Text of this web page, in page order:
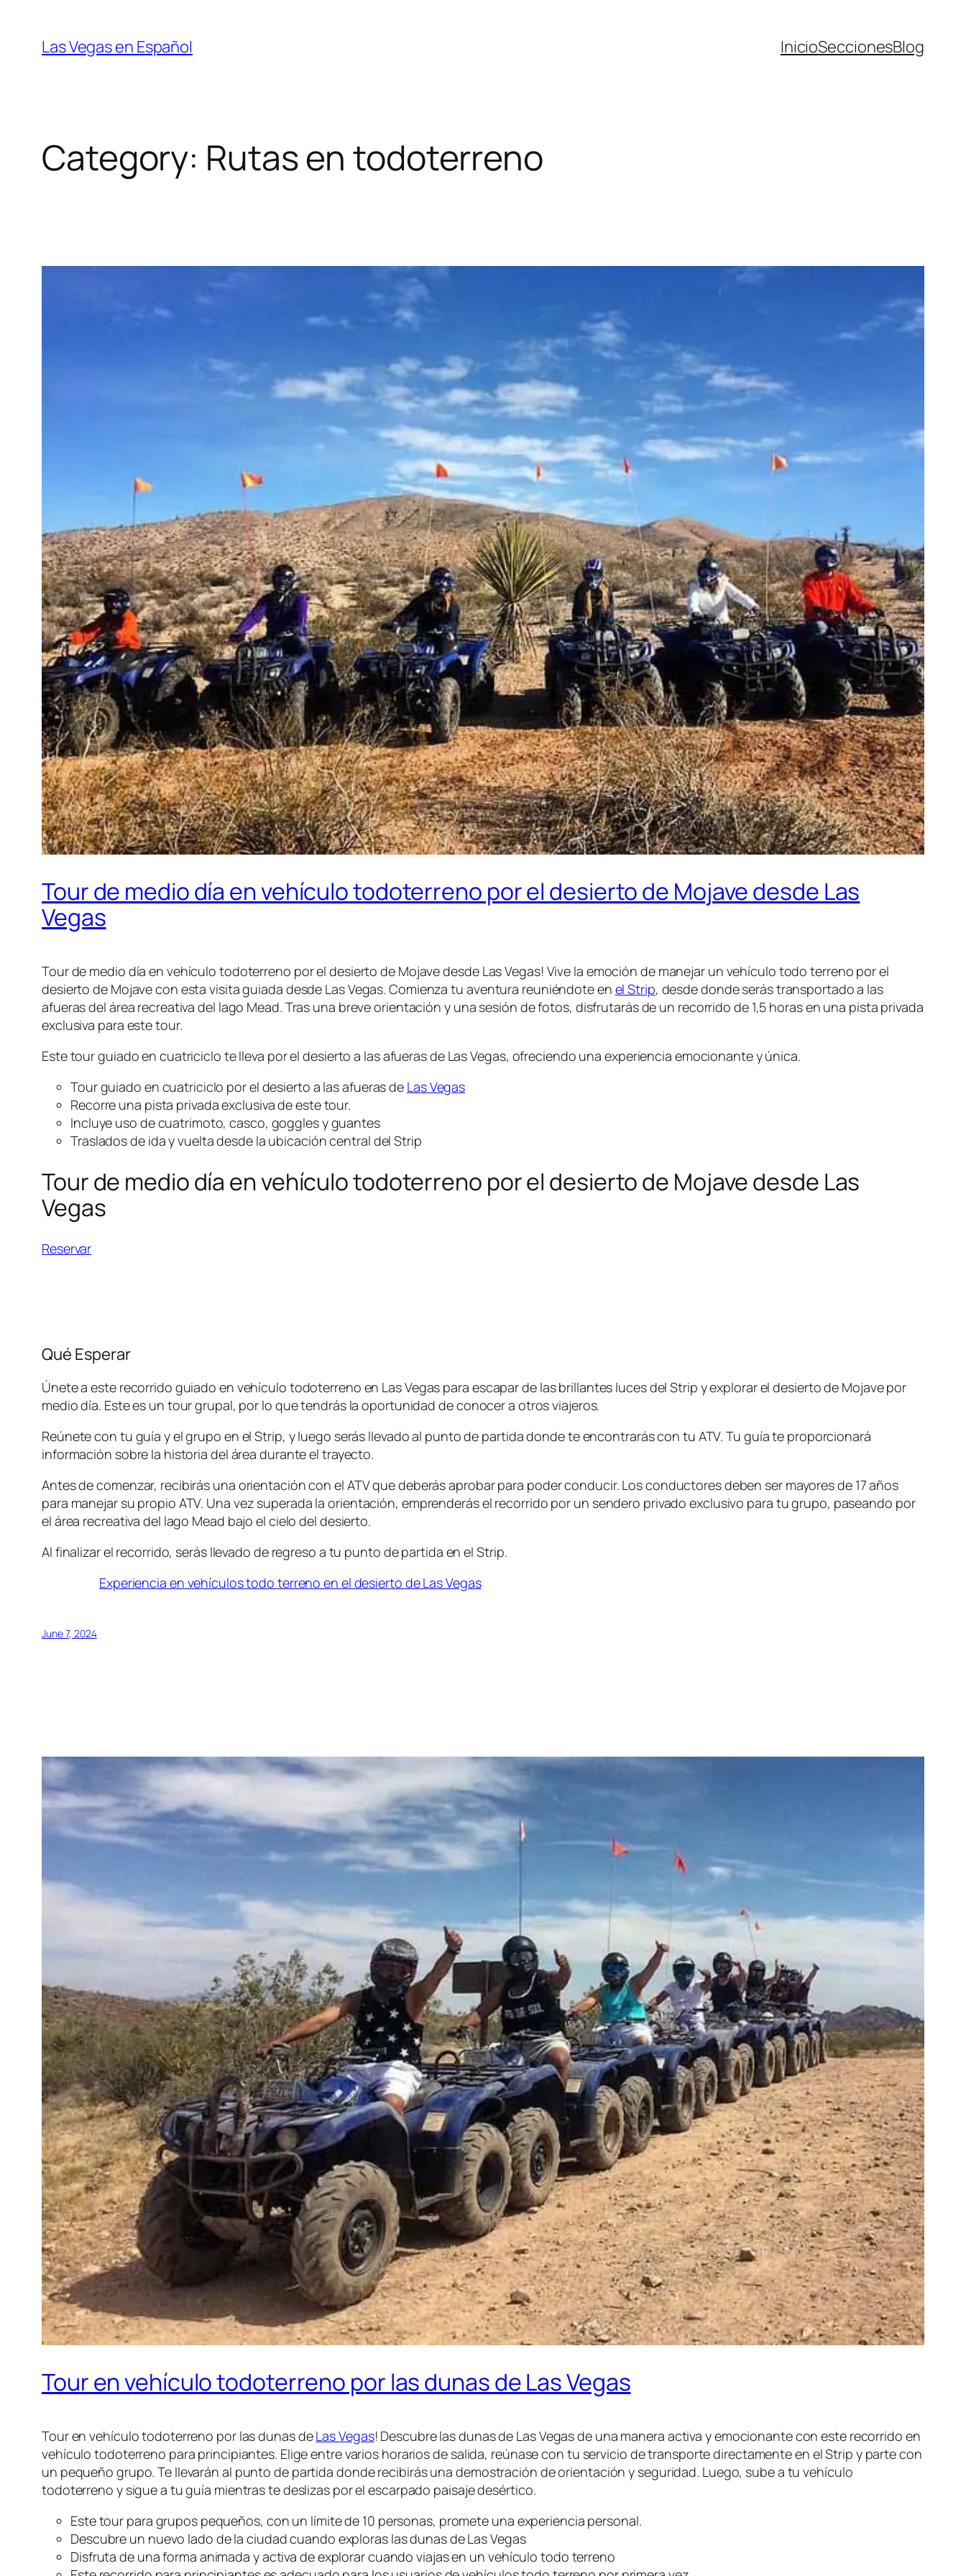
content
Las Vegas en Español InicioSeccionesBlog
Category: Rutas en todoterreno
Tour de medio día en vehículo todoterreno por el desierto de Mojave desde Las
Vegas
Tour de medio día en vehículo todoterreno por el desierto de Mojave desde Las Vegas! Vive la emoción de manejar un vehículo todo terreno por el
desierto de Mojave con esta visita guiada desde Las Vegas. Comienza tu aventura reuniéndote en el Strip, desde donde serás transportado a las
afueras del área recreativa del lago Mead. Tras una breve orientación y una sesión de fotos, disfrutarás de un recorrido de 1,5 horas en una pista privada
exclusiva para este tour.
Este tour guiado en cuatriciclo te lleva por el desierto a las afueras de Las Vegas, ofreciendo una experiencia emocionante y única.
Tour guiado en cuatriciclo por el desierto a las afueras de Las Vegas
Recorre una pista privada exclusiva de este tour.
Incluye uso de cuatrimoto, casco, goggles y guantes
Traslados de ida y vuelta desde la ubicación central del Strip
Tour de medio día en vehículo todoterreno por el desierto de Mojave desde Las
Vegas
Reservar
Qué Esperar
Únete a este recorrido guiado en vehículo todoterreno en Las Vegas para escapar de las brillantes luces del Strip y explorar el desierto de Mojave por
medio día. Este es un tour grupal, por lo que tendrás la oportunidad de conocer a otros viajeros.
Reúnete con tu guía y el grupo en el Strip, y luego serás llevado al punto de partida donde te encontrarás con tu ATV. Tu guía te proporcionará
información sobre la historia del área durante el trayecto.
Antes de comenzar, recibirás una orientación con el ATV que deberás aprobar para poder conducir. Los conductores deben ser mayores de 17 años
para manejar su propio ATV. Una vez superada la orientación, emprenderás el recorrido por un sendero privado exclusivo para tu grupo, paseando por
el área recreativa del lago Mead bajo el cielo del desierto.
Al finalizar el recorrido, serás llevado de regreso a tu punto de partida en el Strip.
Experiencia en vehículos todo terreno en el desierto de Las Vegas
June 7, 2024
Tour en vehículo todoterreno por las dunas de Las Vegas
Tour en vehículo todoterreno por las dunas deLas Vegas! Descubre las dunas de Las Vegas de una manera activa y emocionante con este recorrido en
vehículo todoterreno para principiantes. Elige entre varios horarios de salida, reúnase con tu servicio de transporte directamente en el Strip y parte con
un pequeño grupo. Te llevarán al punto de partida donde recibirás una demostración de orientación y seguridad. Luego, sube a tu vehículo
todoterreno y sigue a tu guía mientras te deslizas por el escarpado paisaje desértico.
Este tour para grupos pequeños, con un límite de 10 personas, promete una experiencia personal.
Descubre un nuevo lado de la ciudad cuando exploras las dunas de Las Vegas
Disfruta de una forma animada y activa de explorar cuando viajas en un vehículo todo terreno